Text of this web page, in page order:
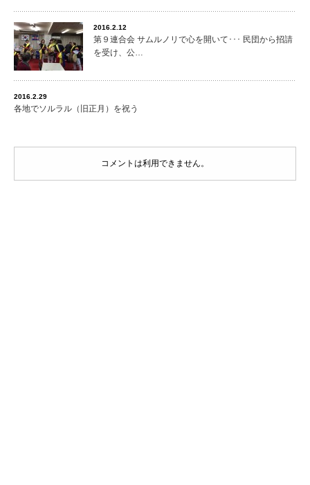
2016.2.12
第９連合会 サムルノリで心を開いて･･･ 民団から招請
を受け、公…
2016.2.29
各地でソルラル（旧正月）を祝う
コメントは利用できません。